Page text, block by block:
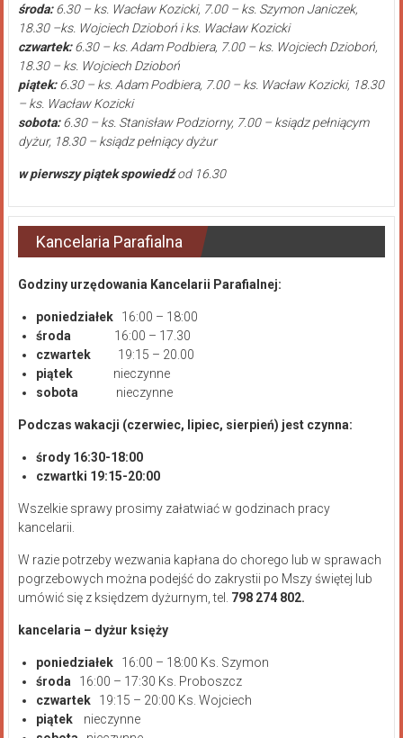
środa:6.30 – ks. Wacław Kozicki, 7.00 – ks. Szymon Janiczek,
18.30 –ks. Wojciech Dzioboń i ks. Wacław Kozicki
czwartek:6.30 – ks. Adam Podbiera, 7.00 – ks. Wojciech Dzioboń,
18.30 – ks. Wojciech Dzioboń
piątek:6.30 – ks. Adam Podbiera, 7.00 – ks. Wacław Kozicki, 18.30
– ks. Wacław Kozicki
sobota:6.30 – ks. Stanisław Podziorny, 7.00 – ksiądz pełniącym
dyżur, 18.30 – ksiądz pełniący dyżur
w pierwszy piątek spowiedźod 16.30
Kancelaria Parafialna
Godziny urzędowania Kancelarii Parafialnej:
poniedziałek
16:00 – 18:00
środa
16:00 – 17.30
czwartek 19:15 – 20.00
piątek
nieczynne
sobota nieczynne
Podczas wakacji (czerwiec, lipiec, sierpień) jest czynna:
środy 16:30-18:00
czwartki 19:15-20:00
Wszelkie sprawy prosimy załatwiać w godzinach pracy
kancelarii.
W razie potrzeby wezwania kapłana do chorego lub w sprawach
pogrzebowych można podejść do zakrystii po Mszy świętej lub
umówić się z księdzem dyżurnym, tel.
798 274 802.
kancelaria – dyżur księży
poniedziałek16:00 – 18:00 Ks. Szymon
środa 16:00 – 17:30 Ks. Proboszcz
czwartek19:15 – 20:00 Ks. Wojciech
piątek
nieczynne